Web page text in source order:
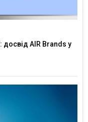
досвід AIR Brands у